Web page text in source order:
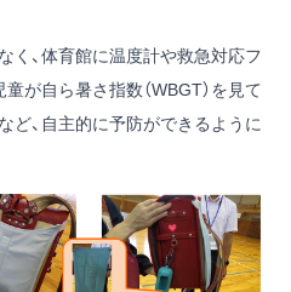
く、体育館に温度計や救急対応フ
が自ら暑さ指数（WBGT）を見て
ど、自主的に予防ができるように